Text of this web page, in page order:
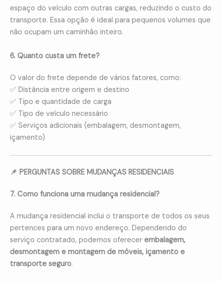
espaço do veículo com outras cargas, reduzindo o custo do
transporte. Essa opção é ideal para pequenos volumes que
não ocupam um caminhão inteiro.
6. Quanto custa um frete?
O valor do frete depende de vários fatores, como:
✅ Distância entre origem e destino
✅ Tipo e quantidade de carga
✅ Tipo de veículo necessário
✅ Serviços adicionais (embalagem, desmontagem,
içamento)
📌 PERGUNTAS SOBRE MUDANÇAS RESIDENCIAIS
7. Como funciona uma mudança residencial?
A mudança residencial inclui o transporte de todos os seus
pertences para um novo endereço. Dependendo do
serviço contratado, podemos oferecer embalagem,
desmontagem e montagem de móveis, içamento e
transporte seguro.